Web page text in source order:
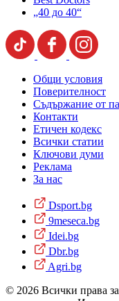
„40 до 40“
Общи условия
Поверителност
Съдържание от
Контакти
Етичен кодекс
Всички статии
Ключови думи
Реклама
За нас
Dsport.bg
9meseca.bg
Idei.bg
Dbr.bg
Agri.bg
© 2026 Всички права